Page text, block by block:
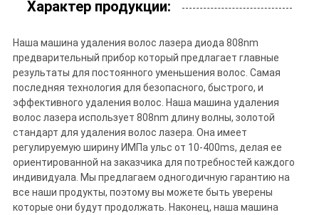
Характер продукции:
Наша машина удаления волос лазера диода 808nm
предварительный прибор который предлагает главные
результаты для постоянного уменьшения волос. Самая
последняя технология для безопасного, быстрого, и
эффективного удаления волос. Наша машина удаления
волос лазера использует 808nm длину волны, золотой
стандарт для удаления волос лазера. Она имеет
регулируемую ширину ИМПа ульс от 10-400ms, делая ее
ориентированной на заказчика для потребностей каждого
индивидуала. Мы предлагаем одногодичную гарантию на
все наши продукты, поэтому вы можете быть уверены
которые они будут продолжать. Наконец, наша машина